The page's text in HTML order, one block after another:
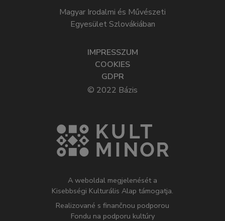
Magyar Irodalmi és Művészeti
Egyesület Szlovákiában
IMPRESSZUM
COOKIES
GDPR
© 2022 Bázis
A weboldal megjelenését a
Kisebbségi Kulturális Alap támogatja.
Realizované s finančnou podporou
Fondu na podporu kultúry